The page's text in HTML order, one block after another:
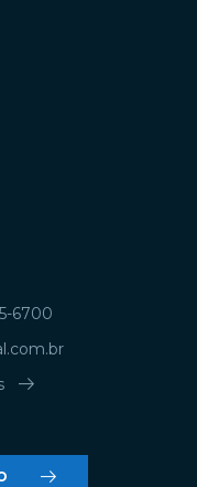
6700
arrow_right_alt
arrow_right_alt